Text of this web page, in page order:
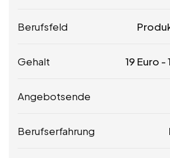
Berufsfeld
Gehalt 19 Euro -
Angebotsende
Berufserfahrung